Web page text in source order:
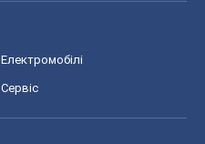
Електромобілі
Сервіс